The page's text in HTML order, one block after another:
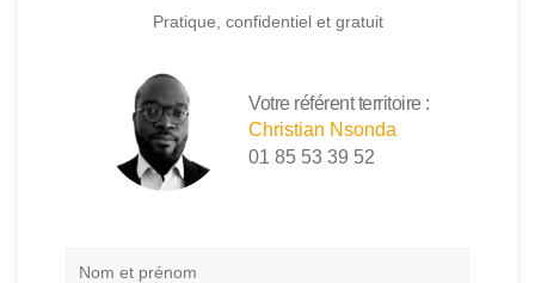
Pratique, confidentiel et gratuit
Votre référent territoire :
Christian Nsonda
01 85 53 39 52
Nom